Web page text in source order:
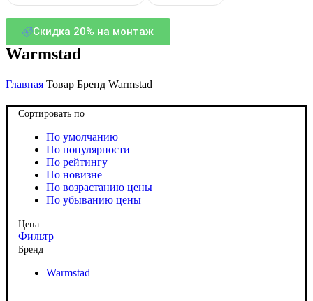
Скидка 20% на монтаж
Warmstad
Главная Товар Бренд Warmstad
Сортировать по
По умолчанию
По популярности
По рейтингу
По новизне
По возрастанию цены
По убыванию цены
Цена
Фильтр
Бренд
Warmstad